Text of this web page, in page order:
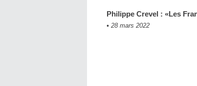
Philippe Crevel : «Les
• 28 mars 2022